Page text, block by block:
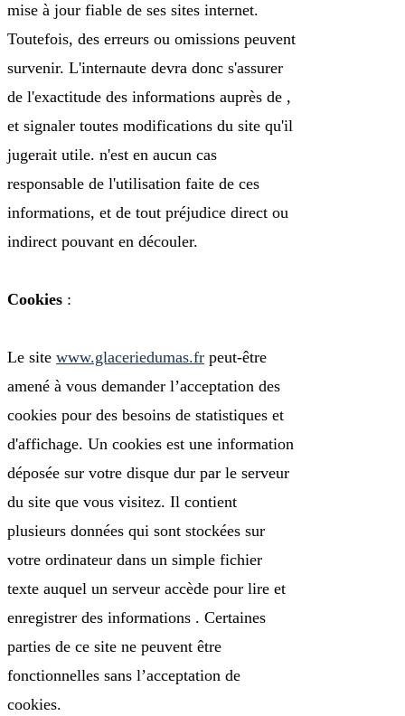
mise à jour fiable de ses sites internet.
Toutefois, des erreurs ou omissions peuvent
survenir. L'internaute devra donc s'assurer
de l'exactitude des informations auprès de ,
et signaler toutes modifications du site qu'il
jugerait utile. n'est en aucun cas
responsable de l'utilisation faite de ces
informations, et de tout préjudice direct ou
indirect pouvant en découler.
Cookies :
Le sitewww.glaceriedumas.fr peut-être
amené à vous demander l’acceptation des
cookies pour des besoins de statistiques et
d'affichage. Un cookies est une information
déposée sur votre disque dur par le serveur
du site que vous visitez. Il contient
plusieurs données qui sont stockées sur
votre ordinateur dans un simple fichier
texte auquel un serveur accède pour lire et
enregistrer des informations . Certaines
parties de ce site ne peuvent être
fonctionnelles sans l’acceptation de
cookies.